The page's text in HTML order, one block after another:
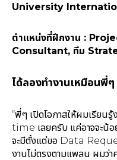
University
ตำแหน่งที่ฝึกงาน :
Consultant, ทีม
ได้ลองทำงานเหมือน
“พี่ๆ เปิดโอกาสให้ผมเรียน
time เลยครับ แค่อาจจะน้
จะมีตั้งแต่ขอ Data
งานไม่ตรงตามแพลน ผมว่า